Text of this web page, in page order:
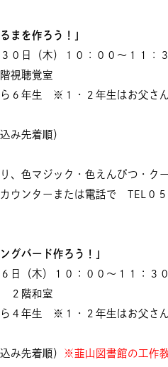
まを作ろう！」
０日（木）１０：００～１１：
視聴覚室
６年生 ※１・２年生はお父さん
み先着順）
、色マジック・色えんぴつ・ク
ウンターまたは電話で TEL０５
グバード作ろう！」
日（木）１０：００～１１：３０
２階和室
４年生 ※１・２年生はお父さん
み先着順）
※韮山図書館の工作